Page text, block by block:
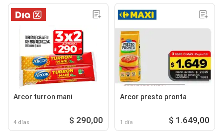
Arcor turron mani
4 días $ 290,00
Arcor presto pronta
1 día $ 1.649,00